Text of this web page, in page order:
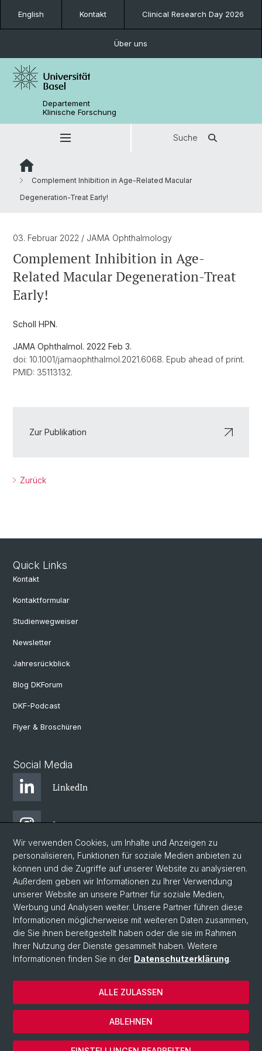
English Kontakt Clinical Research Day 2026
Über uns
Departement
Klinische Forschung
Suche
Complement Inhibition in Age-Related Macular
Degeneration-Treat Early!
03. Februar 2022 / JAMA Ophthalmology
Complement Inhibition in Age-
Related Macular Degeneration-Treat
Early!
Scholl HPN.
JAMA Ophthalmol. 2022 Feb 3.
doi: 10.1001/jamaophthalmol.2021.6068. Epub ahead of print.
PMID: 35113132.
Zur Publikation
Zurück
Quick Links
Kontakt
Kontaktformular
Studienwegweiser
Newsletter
Jahresrückblick
Blog DKForum
DKF-Podcast
Flyer & Broschüren
Social Media
LinkedIn
Instagram
Bluesky
Vimeo
YouTube
© Universität Basel
Wir verwenden Cookies, um Inhalte und Anzeigen zu
personalisieren, Funktionen für soziale Medien anbieten zu
können und die Zugriffe auf unserer Website zu analysieren.
Außerdem geben wir Informationen zu Ihrer Verwendung
unserer Website an unsere Partner für soziale Medien,
Werbung und Analysen weiter. Unsere Partner führen diese
Informationen möglicherweise mit weiteren Daten zusammen,
die Sie ihnen bereitgestellt haben oder die sie im Rahmen
Ihrer Nutzung der Dienste gesammelt haben. Weitere
Informationen finden Sie in der Datenschutzerklärung.
ABLEHNEN
ALLE ZULASSEN